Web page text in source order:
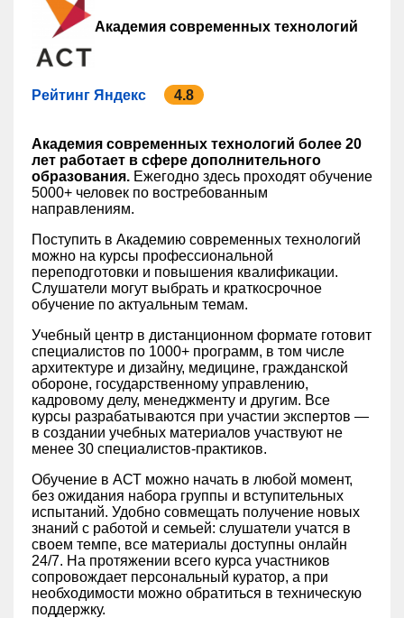
Академия современных технологий
Рейтинг Яндекс 4.8
Академия современных технологий более 20
лет работает в сфере дополнительного
образования. Ежегодно здесь проходят обучение
5000+ человек по востребованным
направлениям.
Поступить в Академию современных технологий
можно на курсы профессиональной
переподготовки и повышения квалификации.
Слушатели могут выбрать и краткосрочное
обучение по актуальным темам.
Учебный центр в дистанционном формате готовит
специалистов по 1000+ программ, в том числе
архитектуре и дизайну, медицине, гражданской
обороне, государственному управлению,
кадровому делу, менеджменту и другим. Все
курсы разрабатываются при участии экспертов —
в создании учебных материалов участвуют не
менее 30 специалистов-практиков.
Обучение в АСТ можно начать в любой момент,
без ожидания набора группы и вступительных
испытаний. Удобно совмещать получение новых
знаний с работой и семьей: слушатели учатся в
своем темпе, все материалы доступны онлайн
24/7. На протяжении всего курса участников
сопровождает персональный куратор, а при
необходимости можно обратиться в техническую
поддержку.